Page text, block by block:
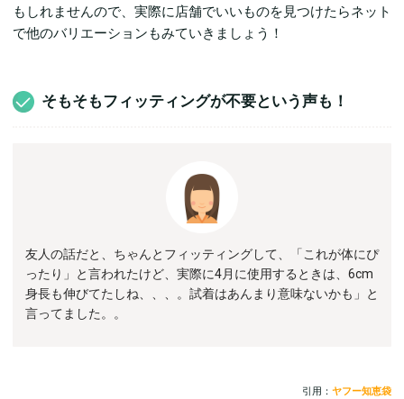
もしれませんので、実際に店舗でいいものを見つけたらネット
で他のバリエーションもみていきましょう！
そもそもフィッティングが不要という声も！
友人の話だと、ちゃんとフィッティングして、「これが体にぴ
ったり」と言われたけど、実際に4月に使用するときは、6cm
身長も伸びてたしね、、、。試着はあんまり意味ないかも」と
言ってました。。
引用： ヤフー知恵袋